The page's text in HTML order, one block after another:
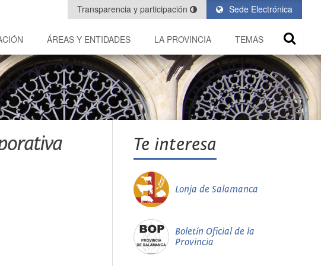
Sede Electrónica
Transparencia y participación
ÁREAS Y ENTIDADES LA PROVINCIA TEMAS
Te interesa
Lonja de Salamanca
Boletín Oficial de la
Provincia